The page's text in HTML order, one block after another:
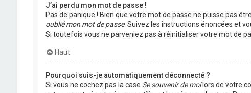
J’ai perdu mon mot de passe !
Pas de panique ! Bien que votre mot de passe ne puisse pas
oublié mon mot de passe. Suivez les instructions énoncées et
Si toutefois vous ne parveniez pas à réinitialiser votre mot de
Haut
Pourquoi suis-je automatiquement déconnecté ?
Si vous ne cochez pas la case Se souvenir de moilors de votre